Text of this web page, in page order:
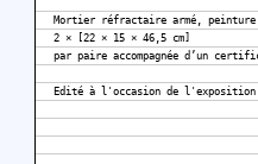
Mortier réfractaire armé, peinture
2 × [22 × 15 × 46,5 cm]
par paire accompagnée d’un
Edité à l'occasion de l'exposition